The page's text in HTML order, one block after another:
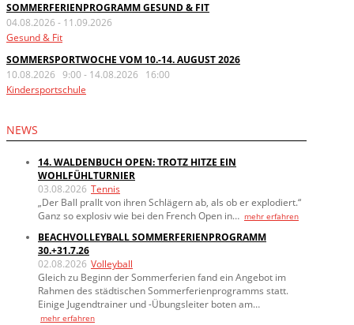
SOMMERFERIENPROGRAMM GESUND & FIT
04.08.2026 - 11.09.2026
Gesund & Fit
SOMMERSPORTWOCHE VOM 10.-14. AUGUST 2026
10.08.2026 9:00 - 14.08.2026 16:00
Kindersportschule
NEWS
14. WALDENBUCH OPEN: TROTZ HITZE EIN
WOHLFÜHLTURNIER
03.08.2026 Tennis
„Der Ball prallt von ihren Schlägern ab, als ob er explodiert.“
Ganz so explosiv wie bei den French Open in… mehr erfahren
BEACHVOLLEYBALL SOMMERFERIENPROGRAMM
30.+31.7.26
02.08.2026 Volleyball
Gleich zu Beginn der Sommerferien fand ein Angebot im
Rahmen des städtischen Sommerferienprogramms statt.
Einige Jugendtrainer und -Übungsleiter boten am…
mehr erfahren